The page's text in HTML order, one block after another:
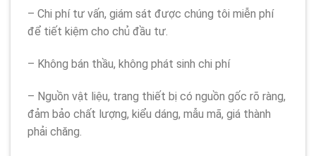
– Chi phí tư vấn, giám sát được chúng tôi miễn phí
để tiết kiệm cho chủ đầu tư.
– Không bán thầu, không phát sinh chi phí
– Nguồn vật liệu, trang thiết bị có nguồn gốc rõ ràng,
đảm bảo chất lượng, kiểu dáng, mẫu mã, giá thành
phải chăng.